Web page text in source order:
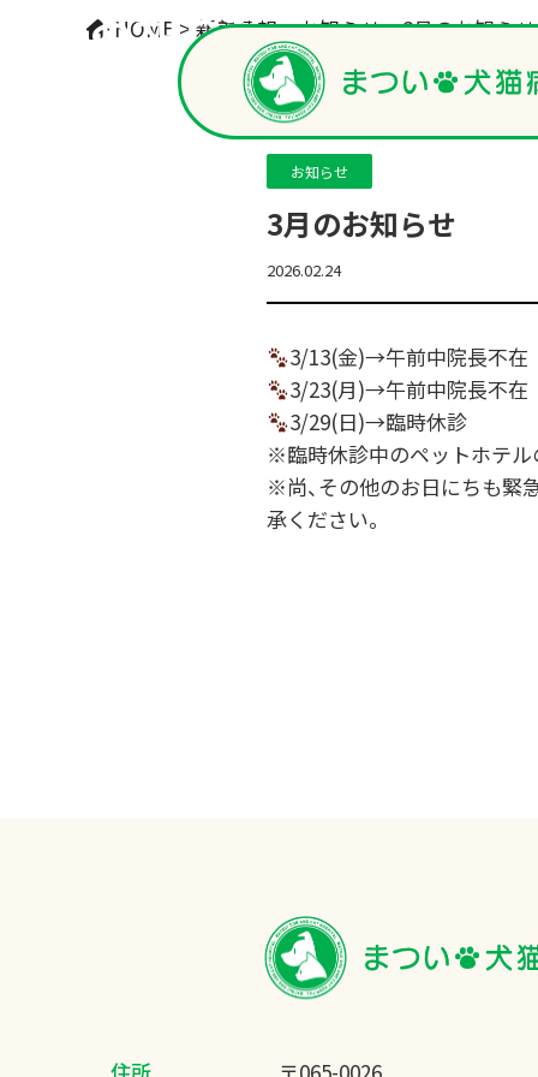
お知らせ
HOME > 新着情報>お知らせ>3月のお知らせ
お知らせ
3月のお知らせ
2026.02.24
3/13(金)→午前中院長不在
3/23(月)→午前中院長不在
3/29(日)→臨時休診
※臨時休診中のペットホテ
※尚、その他のお日にちも緊
承ください。